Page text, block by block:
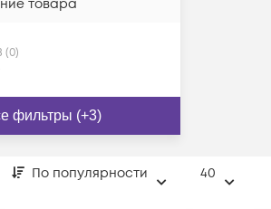
товара
(0)
фильтры (+3)
По популярности 40